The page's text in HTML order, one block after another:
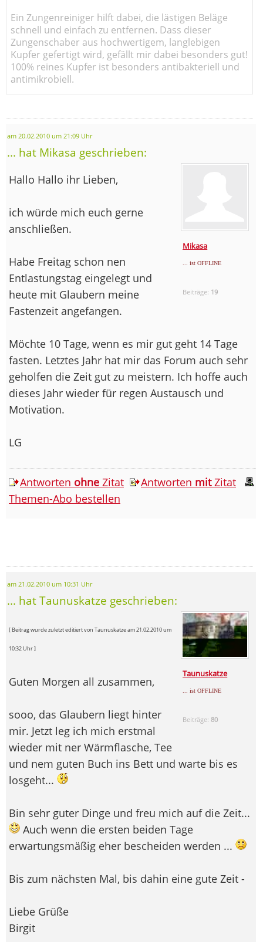
Ein Zungenreiniger hilft dabei, die lästigen Beläge
schnell und einfach zu entfernen. Dass dieser
Zungenschaber aus hochwertigem, langlebigen
Kupfer gefertigt wird, gefällt mir dabei besonders gut!
100% reines Kupfer ist besonders antibakteriell und
antimikrobiell.
am 20.02.2010 um 21:09 Uhr
... hat Mikasa geschrieben:
Mikasa
... ist OFFLINE
Beiträge: 19
Hallo Hallo ihr Lieben,
ich würde mich euch gerne
anschließen.
Habe Freitag schon nen
Entlastungstag eingelegt und
heute mit Glaubern meine
Fastenzeit angefangen.
Möchte 10 Tage, wenn es mir gut geht 14 Tage
fasten. Letztes Jahr hat mir das Forum auch sehr
geholfen die Zeit gut zu meistern. Ich hoffe auch
dieses Jahr wieder für regen Austausch und
Motivation.
LG
Antworten ohne Zitat Antworten mitZitat
Themen-Abo bestellen
am 21.02.2010 um 10:31 Uhr
... hat Taunuskatze geschrieben:
Taunuskatze
... ist OFFLINE
Beiträge:80
[ Beitrag wurde zuletzt editiert von Taunuskatze am 21.02.2010 um
10:32 Uhr ]
Guten Morgen all zusammen,
sooo, das Glaubern liegt hinter
mir. Jetzt leg ich mich erstmal
wieder mit ner Wärmflasche, Tee
und nem guten Buch ins Bett und warte bis es
losgeht...
Bin sehr guter Dinge und freu mich auf die Zeit...
Auch wenn die ersten beiden Tage
erwartungsmäßig eher bescheiden werden ...
Bis zum nächsten Mal, bis dahin eine gute Zeit -
Liebe Grüße
Birgit